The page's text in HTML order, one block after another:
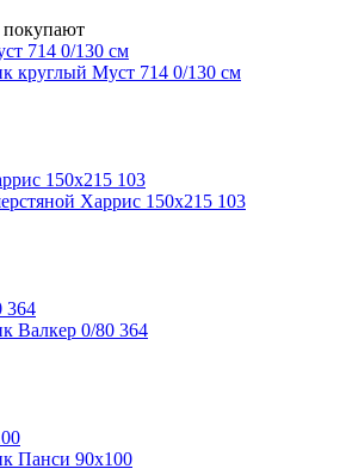
покупают
круглый Муст 714 0/130 см
Харрис 150х215 103
Валкер 0/80 364
Панси 90х100